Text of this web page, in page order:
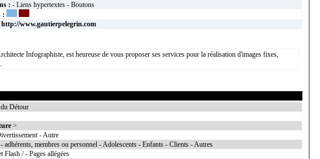
: - Liens hypertextes - Boutons
:
http://www.gautierpelegrin.com
Infographiste, est heureuse de vous proposer ses services pour la réalisation d'images fixes,
Détour
>
- Autre
adhérents, membres ou personnel - Adolescents - Enfants - Clients - Autres
Flash / - Pages allégées